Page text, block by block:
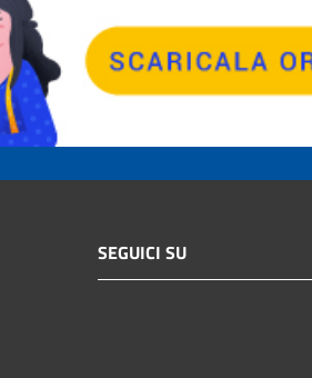
SEGUICI SU